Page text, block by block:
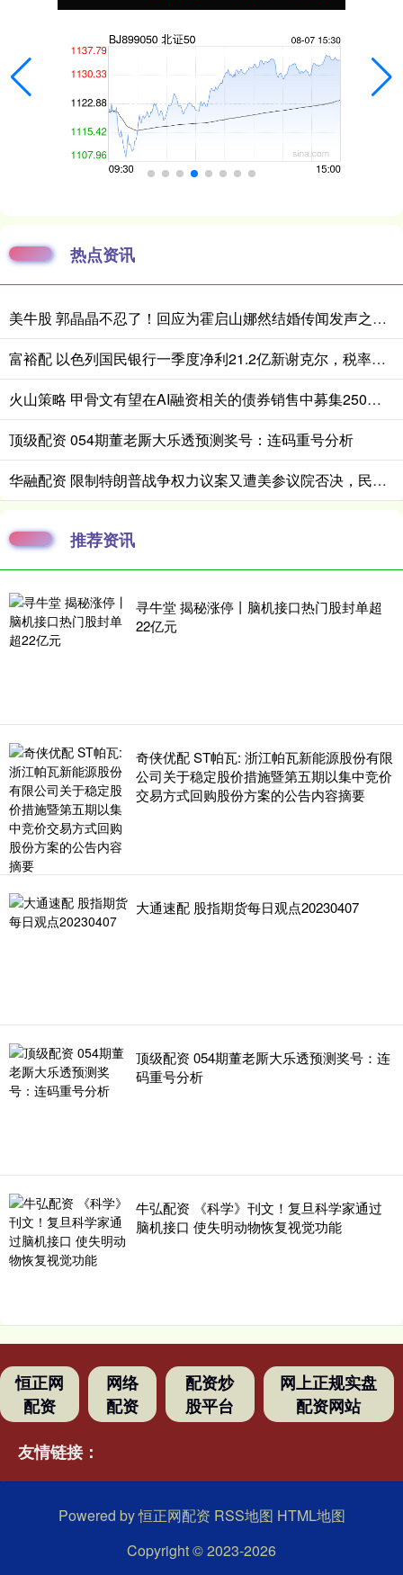
热点资讯
美牛股 郭晶晶不忍了！回应为霍启山娜然结婚传闻发声之事，我们都被骗了
富裕配 以色列国民银行一季度净利21.2亿新谢克尔，税率上升与降息拖累业绩
火山策略 甲骨文有望在AI融资相关的债券销售中募集250亿美元
顶级配资 054期董老厮大乐透预测奖号：连码重号分析
华融配资 限制特朗普战争权力议案又遭美参议院否决，民主党表示将“屡败屡战”
推荐资讯
寻牛堂 揭秘涨停丨脑机接口热门股封单超
22亿元
奇侠优配 ST帕瓦: 浙江帕瓦新能源股份有限
公司关于稳定股价措施暨第五期以集中竞价
交易方式回购股份方案的公告内容摘要
大通速配 股指期货每日观点20230407
顶级配资 054期董老厮大乐透预测奖号：连
码重号分析
牛弘配资 《科学》刊文！复旦科学家通过
脑机接口 使失明动物恢复视觉功能
恒正网
配资
网络
配资
配资炒
股平台
网上正规实盘
配资网站
友情链接：
Powered by恒正网配资 RSS地图 HTML地图
Copyright© 2023-2026